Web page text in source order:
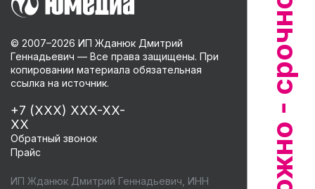
© 2007–2026 ИП Жданюк Дмитрий
Геннадьевич — Все права защищены. При
копировании материала обязательная
ссылка на источник.
+7 (XXX) XXX-XX-
XX
Обратный звонок
Прайс
ИП Жданюк Дмитрий Геннадьевич, ИНН